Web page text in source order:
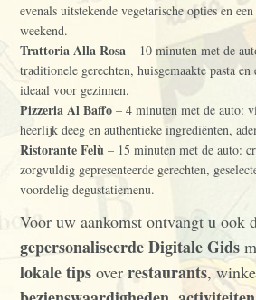
evenals uitstekende vegetarische opties en
weekend.
Trattoria Alla Rosa – 10 minuten met de
traditionele gerechten, huisgemaakte pasta
ideaal voor gezinnen.
Pizzeria Al Baffo – 4 minuten met de auto:
heerlijk deeg en authentieke ingrediënten,
Ristorante Felù – 15 minuten met de auto:
zorgvuldig gepresenteerde gerechten,
voordelig degustatiemenu.
Voor uw aankomst ontvangt u ook
gepersonaliseerde Digitale Gids
lokale tips overrestaurants,